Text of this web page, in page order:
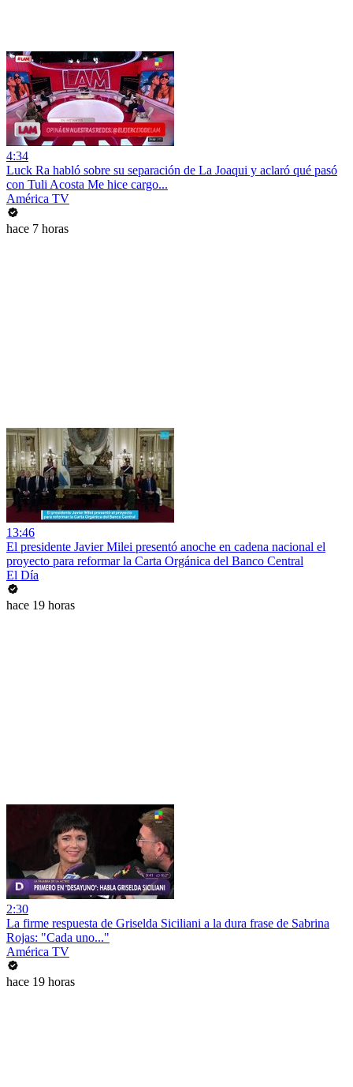
4:34
Luck Ra habló sobre su separación de La Joaqui y aclaró qué pasó
con Tuli Acosta Me hice cargo...
América TV
hace 7 horas
13:46
El presidente Javier Milei presentó anoche en cadena nacional el
proyecto para reformar la Carta Orgánica del Banco Central
El Día
hace 19 horas
2:30
La firme respuesta de Griselda Siciliani a la dura frase de Sabrina
Rojas: "Cada uno..."
América TV
hace 19 horas